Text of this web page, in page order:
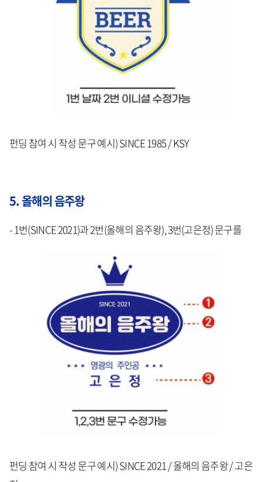
펀딩 참여 시 작성 문구 예시) SINCE 1985 / KSY
5. 올해의 음주왕
- 1번(SINCE 2021)과 2번(올해의 음주왕), 3번(고은정) 문구를
펀딩 참여 시 작성 문구 예시) SINCE 2021 / 올해의 음주왕 / 고은